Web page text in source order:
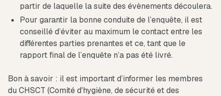
partir de laquelle la suite des évènements découlera.
Pour garantir la bonne conduite de l’enquête, il est
conseillé d’éviter au maximum le contact entre les
différentes parties prenantes et ce, tant que le
rapport final de l’enquête n’a pas été livré.
Bon à savoir : il est important d’informer les membres
du CHSCT (Comité d'hygiène, de sécurité et des